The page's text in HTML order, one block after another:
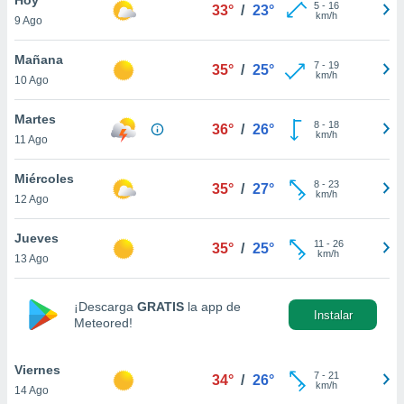
en
más
nuestra
de
aceptar
de
9 Ago
33° / 23° 5- 16
km/h
Mañana
10 Ago
35° / 25° 7- 19
km/h
Martes
11 Ago
36° / 26° 8- 18
km/h
Miércoles
12 Ago
35° / 27° 8- 23
km/h
Jueves
13 Ago
35° / 25° 11 - 26
km/h
¡Descarga GRATIS la app de
Meteored!
Instalar
Viernes
14 Ago
34° / 26° 7- 21
km/h